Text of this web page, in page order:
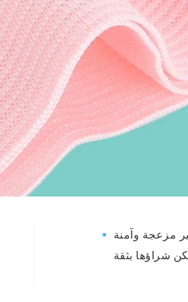
مزعجة وآمنة